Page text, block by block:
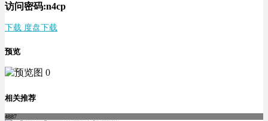
访问密码:n4cp
下载 度盘下载
预览
相关推荐
4887